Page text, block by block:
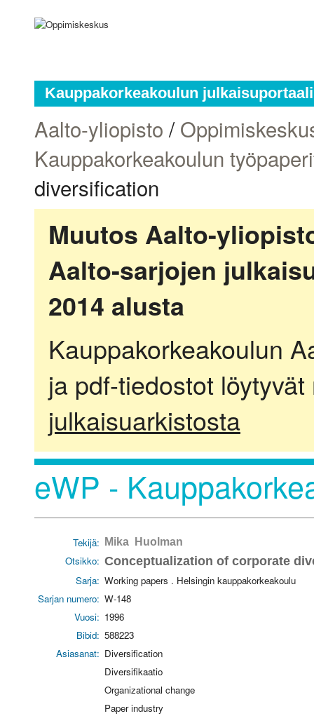
Kauppakorkeakoulun julkaisuportaali
Aalto-yliopisto /
Kauppakorkeakoulun
diversification
Muutos Aalto-
Aalto-sarjojen
2014 alusta
Kauppakorkeakoulun
ja pdf-tiedostot
julkaisuarkistosta
eWP -
Tekijä: Mika Huolman
Otsikko: Conceptualization of corporate
Sarja: Working papers . Helsingin kauppakorkeakoulu
Sarjan numero: W-148
Vuosi: 1996
Bibid: 588223
Asiasanat: Diversification
Diversifikaatio
Organizational change
Paper industry